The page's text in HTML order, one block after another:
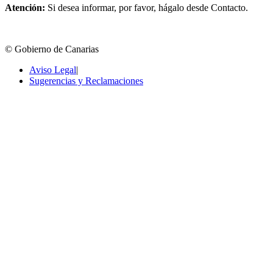
Atención: Si desea informar, por favor, hágalo desde Contacto.
© Gobierno de Canarias
Aviso Legal|
Sugerencias y Reclamaciones